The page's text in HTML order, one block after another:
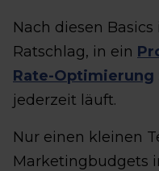
Nach diesen
Ratschlag, in ein
Rate-Optimierung
jederzeit läuft.
Nur einen kleinen
Marketingbudgets